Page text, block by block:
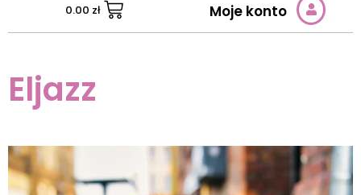
0.00 zł Moje konto
Eljazz